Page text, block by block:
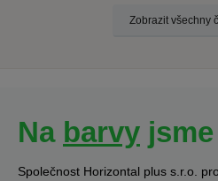
Zobrazit všechny
Na barvy
Společnost Horizontal plus s.r.o.